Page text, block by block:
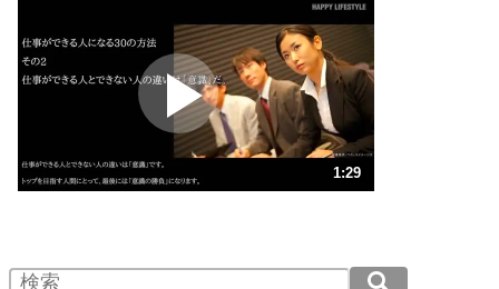
いらいらしない人になる30の方法
プラス思考
ポジティブになれない原因は、行動しないから。
ポジティブ思考になる30の方法
ストレス対策
人生、なんとかなるもの。
気楽に生きる30の方法
4 器の大きい人は、怒りを優しさで表現する。
1:29
2.0倍速 （175KB 44秒）